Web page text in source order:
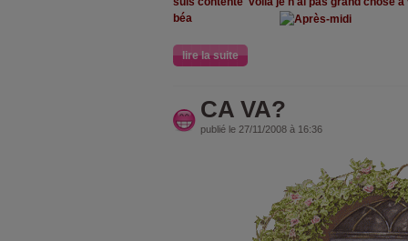
béa
lire la suite
CA VA?
publié le 27/11/2008 à 16:36